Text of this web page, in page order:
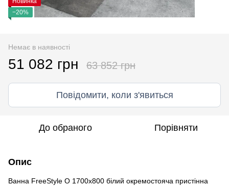
−20%
Немає в наявності
51 082 грн 63 852 грн
Повідомити, коли з'явиться
До обраного Порівняти
Опис
Ванна FreeStyle O 1700x800 білий окремостояча пристінна